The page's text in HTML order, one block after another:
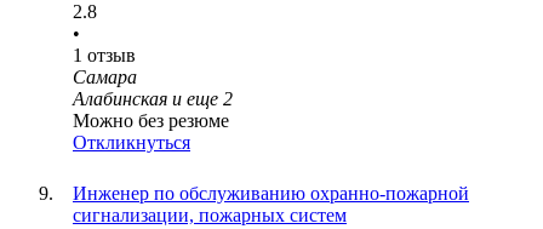
2.8
•
1 отзыв
Самара
Алабинская и еще 2
Можно без резюме
Откликнуться
Инженер по обслуживанию охранно-пожарной
сигнализации, пожарных систем